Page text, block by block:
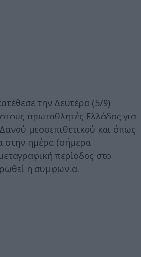
την Δευτέρα (5/9)
πρωταθλητές Ελλάδος για
μεσοεπιθετικού και όπως
στην ημέρα (σήμερα
περίοδος στο
η συμφωνία.